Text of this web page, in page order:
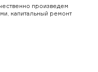
произведем
капитальный ремонт